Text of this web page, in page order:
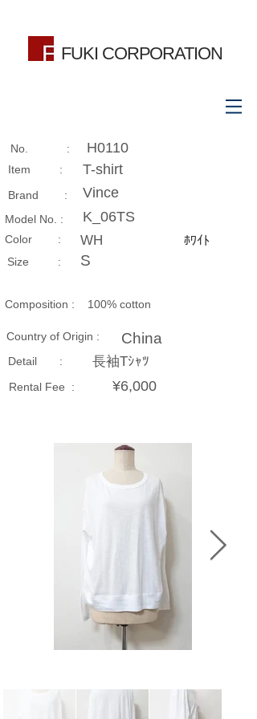
FUKI CORPORATION
No. : H0110
Item : T-shirt
Brand : Vince
Model No. : K_06TS
​Color : WH ﾎﾜｲﾄ
Size​ : S
Composition​ : 100% cotton
Country of Origin : China
Detail : 長袖Tｼｬﾂ
Rental Fee : ¥6,000